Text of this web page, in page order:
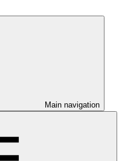
Main navigation